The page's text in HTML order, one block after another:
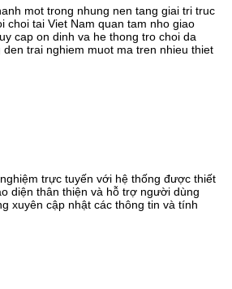
mot trong nhung nen tang giai tri truc
choi tai Viet Nam quan tam nho giao
cap on dinh va he thong tro choi da
trai nghiem muot ma tren nhieu thiet
trực tuyến với hệ thống được thiết
diện thân thiện và hỗ trợ người dùng
xuyên cập nhật các thông tin và tính